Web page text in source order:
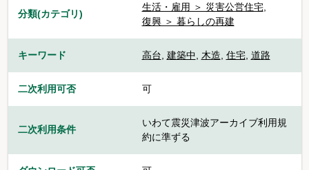
分類(カテゴリ)
生活・雇用 ＞ 災害公営住宅,
復興 ＞ 暮らしの再建
キーワード 高台, 建築中, 木造, 住宅, 道路
二次利用可否 可
二次利用条件
いわて震災津波アーカイブ利用規
約に準ずる